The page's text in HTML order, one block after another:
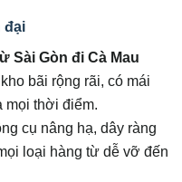
đại
Sài Gòn đi Cà Mau
bãi rộng rãi, có mái
mọi thời điểm.
cụ nâng hạ, dây ràng
loại hàng từ dễ vỡ đến